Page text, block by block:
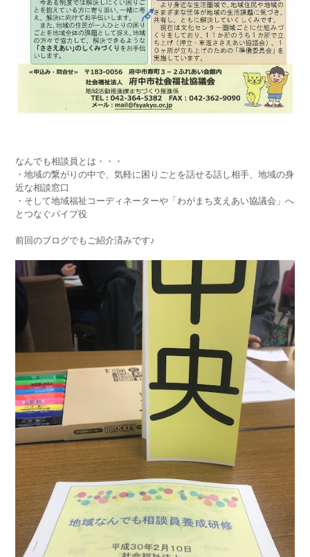
なんでも相談員とは・・・
・地域の繋がりの中で、気軽に困りごとを話せる話し相手、地域の身
近な相談窓口
・そして地域福祉コーディネーターや「わがまち支えあい協議会」へ
とつなぐパイプ役
前回のブログでもご紹介済みです♪